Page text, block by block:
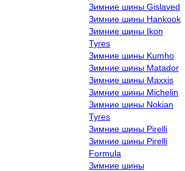
Зимние шины Gislaved
Зимние шины Hankook
Зимние шины Ikon
Tyres
Зимние шины Kumho
Зимние шины Matador
Зимние шины Maxxis
Зимние шины Michelin
Зимние шины Nokian
Tyres
Зимние шины Pirelli
Зимние шины Pirelli
Formula
Зимние шины